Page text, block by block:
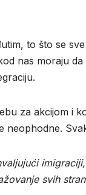
to što se
nas moraju
za akcijom i
neophodne.
svih